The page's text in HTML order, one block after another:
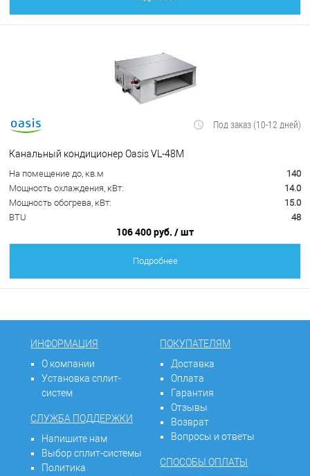
Под заказ (10-12 дней)
Канальный кондиционер Oasis VL-48M
На помещение до, кв.м
140
Мощность охлаждения, кВт:
14.0
Мощность обогрева, кВт:
15.0
BTU
48
106 400 руб. / шт
Подробнее
ИНФОРМАЦИЯ
О компании
Установка сплит-
систем
СЛУЖБА ПОДДЕРЖКИ
Напишите нам
Выбор сплит-системы
Политика
ПОКУПАТЕЛЯМ
Доставка
Оплата
Гарантия
Отзывы
Возврат
Вопросы и ответы
СПОСОБЫ ОПЛАТЫ